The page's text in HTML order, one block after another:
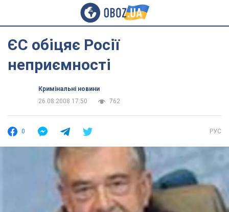
ЄС обіцяє Росії
неприємності
Кримінальні новини
26.08.2008 17:50
762
0 РУС